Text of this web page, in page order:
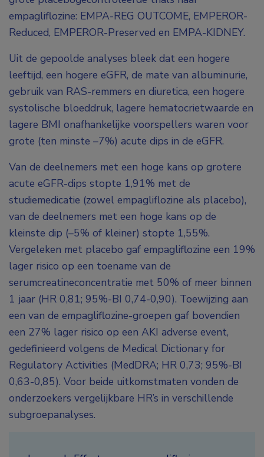
empagliflozine: EMPA-REG OUTCOME, EMPEROR-
Reduced, EMPEROR-Preserved en EMPA-KIDNEY.
Uit de gepoolde analyses bleek dat een hogere
leeftijd, een hogere eGFR, de mate van albuminurie,
gebruik van RAS-remmers en diuretica, een hogere
systolische bloeddruk, lagere hematocrietwaarde en
lagere BMI onafhankelijke voorspellers waren voor
grote (ten minste –7%) acute dips in de eGFR.
Van de deelnemers met een hoge kans op grotere
acute eGFR-dips stopte 1,91% met de
studiemedicatie (zowel empagliflozine als placebo),
van de deelnemers met een hoge kans op de
kleinste dip (–5% of kleiner) stopte 1,55%.
Vergeleken met placebo gaf empagliflozine een 19%
lager risico op een toename van de
serumcreatineconcentratie met 50% of meer binnen
1 jaar (HR 0,81; 95%-BI 0,74-0,90). Toewijzing aan
een van de empagliflozine-groepen gaf bovendien
een 27% lager risico op een AKI adverse event,
gedefinieerd volgens de Medical Dictionary for
Regulatory Activities (MedDRA; HR 0,73; 95%-BI
0,63-0,85). Voor beide uitkomstmaten vonden de
onderzoekers vergelijkbare HR’s in verschillende
subgroepanalyses.